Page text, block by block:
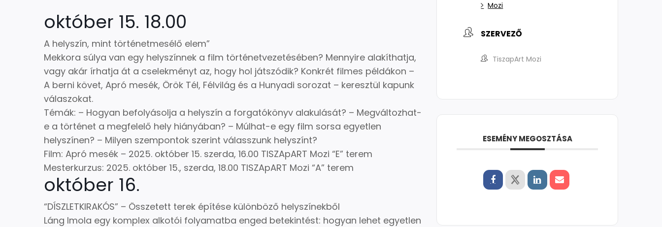
október 15. 18.00
A helyszín, mint történetmesélő elem”
Mekkora súlya van egy helyszínnek a film történetvezetésében? Mennyire alakíthatja,
vagy akár írhatja át a cselekményt az, hogy hol játszódik? Konkrét filmes példákon –
A berni követ, Apró mesék, Örök Tél, Félvilág és a Hunyadi sorozat – keresztül kapunk
válaszokat.
Témák: – Hogyan befolyásolja a helyszín a forgatókönyv alakulását? – Megváltozhat-
e a történet a megfelelő hely hiányában? – Múlhat-e egy film sorsa egyetlen
helyszínen? – Milyen szempontok szerint válasszunk helyszínt?
Film: Apró mesék – 2025. október 15. szerda, 16.00 TISZApART Mozi “E” terem
Mesterkurzus: 2025. október 15., szerda, 18.00 TISZApART Mozi “A” terem
október 16.
“DÍSZLETKIRAKÓS” – Összetett terek építése különböző helyszínekből
Láng Imola egy komplex alkotói folyamatba enged betekintést: hogyan lehet egyetlen
Mozi
SZERVEZŐ
TiszapArt Mozi
ESEMÉNY MEGOSZTÁSA